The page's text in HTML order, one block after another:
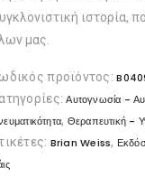
ιστορία,
μας.
προϊόντος:
Αυτογνωσία -
, Θεραπευτική -
Brian Weiss,